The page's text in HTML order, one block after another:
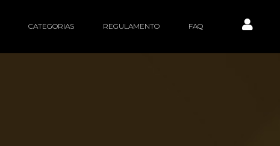
CATEGORIAS REGULAMENTO FAQ